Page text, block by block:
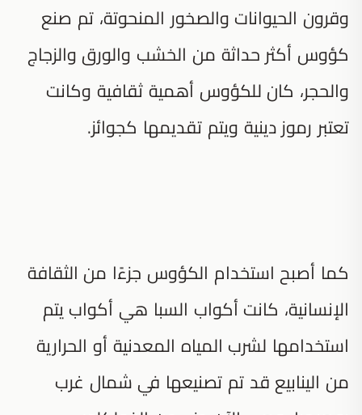
وقرون الحيوانات والصخور المنحوتة، تم صنع
كؤوس أكثر حداثة من الخشب والورق والزجاج
والحجر، كان للكؤوس أهمية ثقافية وكانت
تعتبر رموز دينية ويتم تقديمها كجوائز.
كما أصبح استخدام الكؤوس جزءًا من الثقافة
الإنسانية، كانت أكواب السبا هي أكواب يتم
استخدامها لشرب المياه المعدنية أو الحرارية
من الينابيع قد تم تصنيعها في شمال غرب